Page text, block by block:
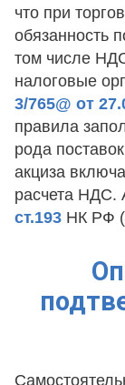
что при
обязанность
том числе
налоговые
3/765@ от
правила
рода
акциза
расчета НДС.
ст.193 НК РФ